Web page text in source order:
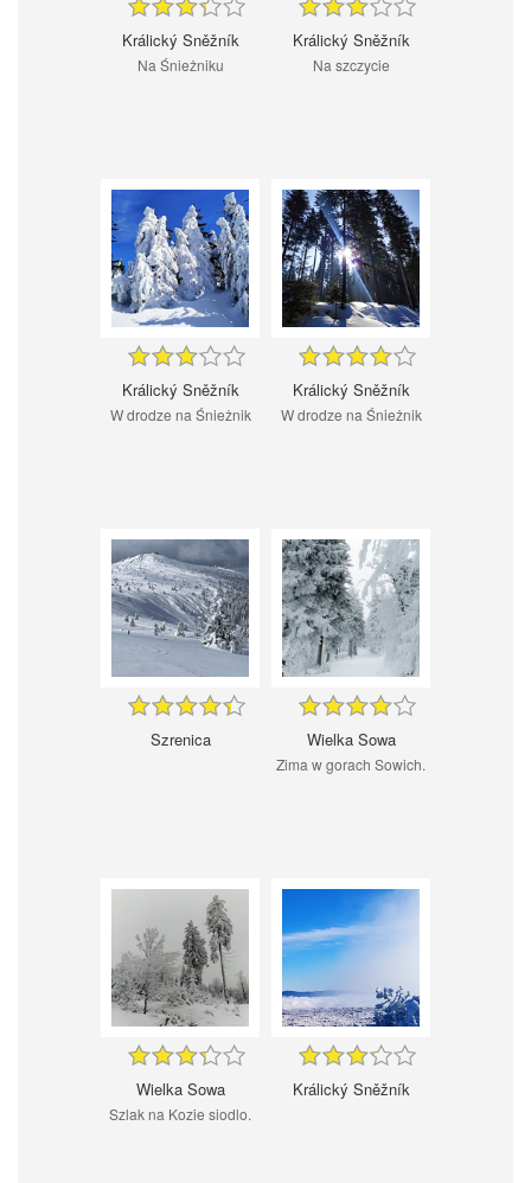
Králický Sněžník
Na Śnieżniku
Králický Sněžník
Na szczycie
Králický Sněžník
W drodze na Śnieżnik
Králický Sněžník
W drodze na Śnieżnik
Szrenica Wielka Sowa
Zima w gorach Sowich.
Wielka Sowa
Szlak na Kozie siodlo.
Králický Sněžník